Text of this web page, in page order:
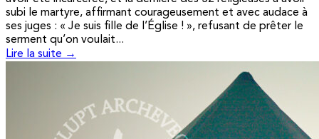
subi le martyre, affirmant courageusement et avec audace à
ses juges : « Je suis fille de l’Église ! », refusant de prêter le
serment qu’on voulait...
Lire la suite →